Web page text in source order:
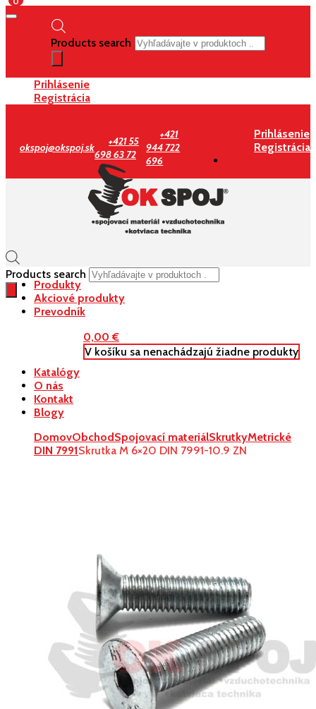
Products search
Prihlásenie
Registrácia
okspoj@okspoj.sk
+421 55
698 63 72
+421
944 722
696
Prihlásenie
Registrácia
Products search
0,00€
V košíku sa nenachádzajú žiadne produkty
Produkty
Akciové produkty
Prevodník
Katalógy
O nás
Kontakt
Blogy
DomovObchodSpojovací materiálSkrutkyMetrické
DIN 7991Skrutka M 6×20 DIN 7991-10.9 ZN